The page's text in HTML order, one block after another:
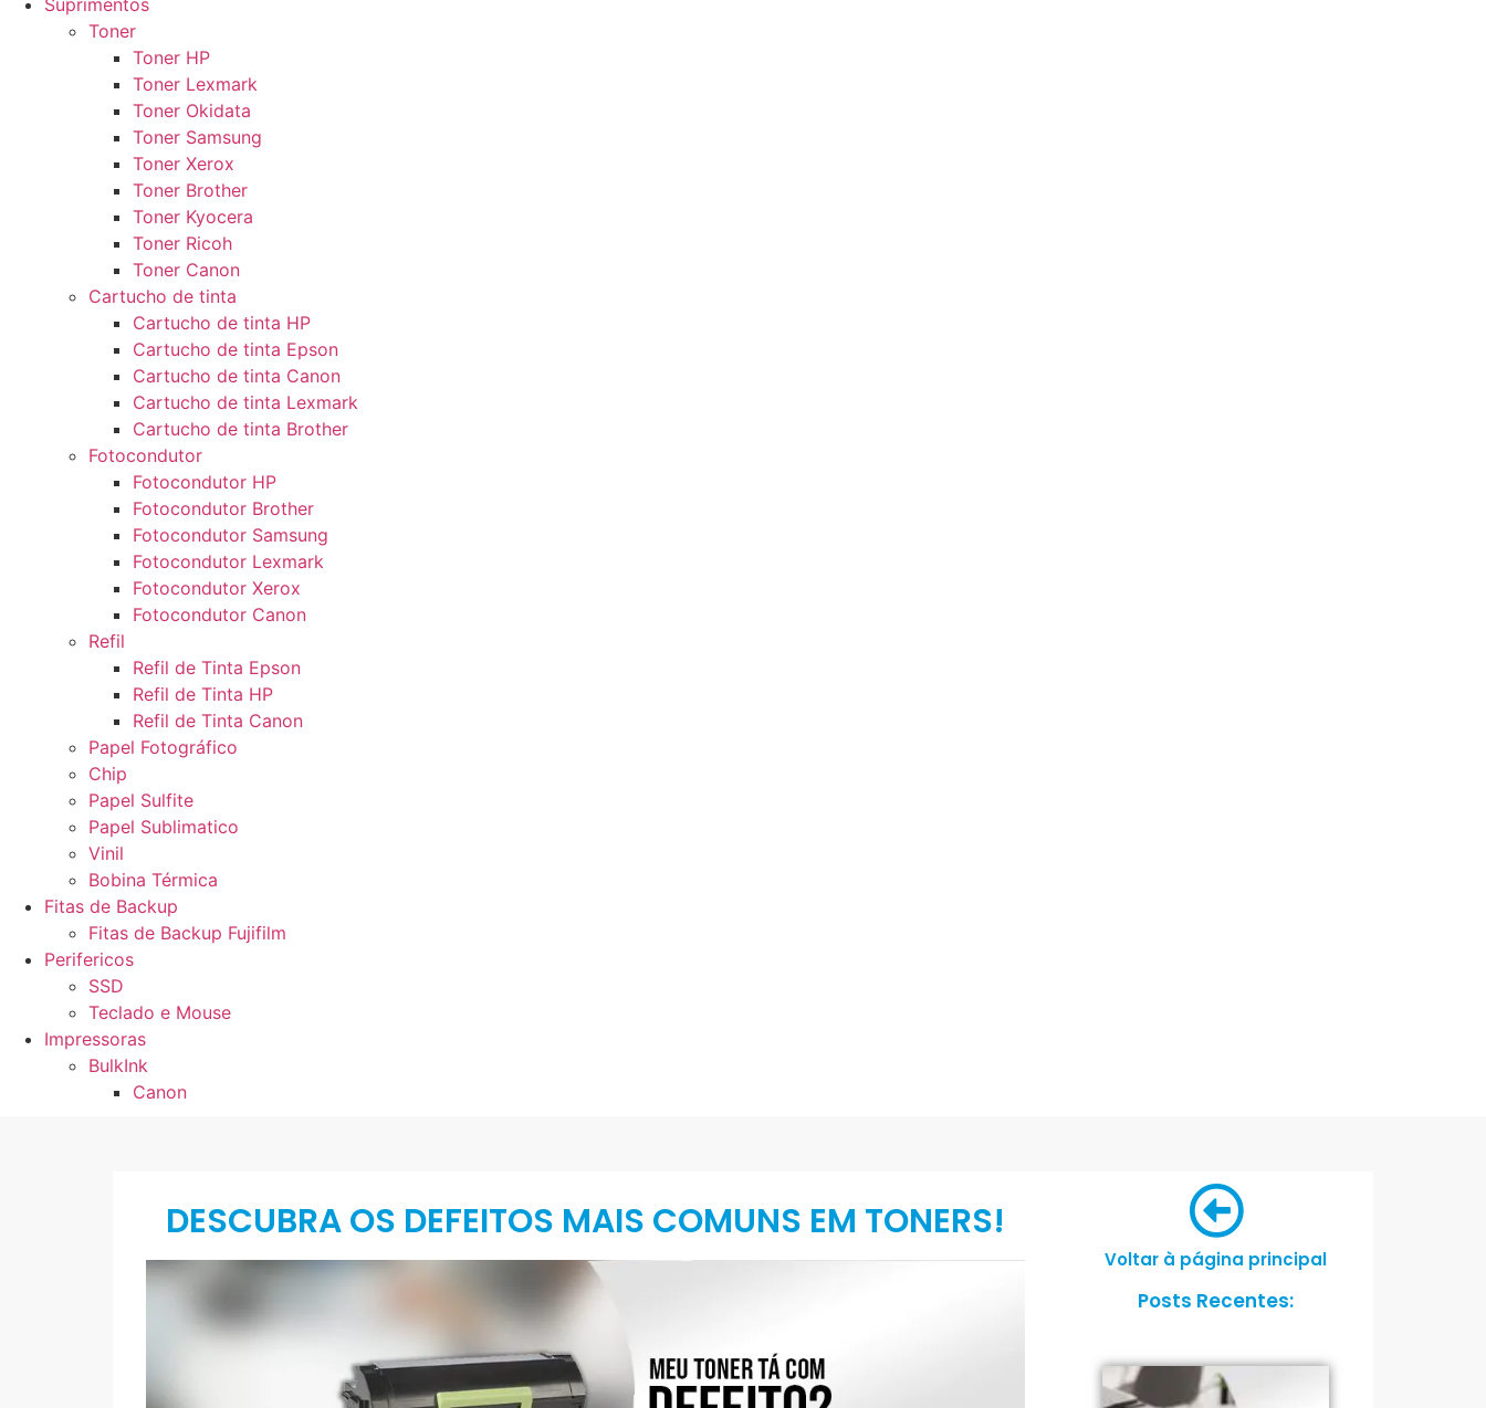
Suprimentos
Toner
Toner HP
Toner Lexmark
Toner Okidata
Toner Samsung
Toner Xerox
Toner Brother
Toner Kyocera
Toner Ricoh
Toner Canon
Cartucho de tinta
Cartucho de tinta HP
Cartucho de tinta Epson
Cartucho de tinta Canon
Cartucho de tinta Lexmark
Cartucho de tinta Brother
Fotocondutor
Fotocondutor HP
Fotocondutor Brother
Fotocondutor Samsung
Fotocondutor Lexmark
Fotocondutor Xerox
Fotocondutor Canon
Refil
Refil de Tinta Epson
Refil de Tinta HP
Refil de Tinta Canon
Papel Fotográfico
Chip
Papel Sulfite
Papel Sublimatico
Vinil
Bobina Térmica
Fitas de Backup
Fitas de Backup Fujifilm
Perifericos
SSD
Teclado e Mouse
Impressoras
BulkInk
Canon
DESCUBRA OS DEFEITOS MAIS COMUNS EM TONERS!
Voltar à página principal
Posts Recentes: